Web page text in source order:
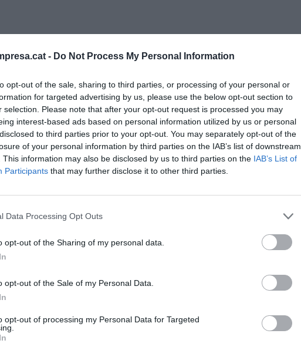
- Do Not Process My Personal Information
opt-out of the sale, sharing to third parties, or processing of your personal or
for targeted advertising by us, please use the below opt-out section to
selection. Please note that after your opt-out request is processed you may
interest-based ads based on personal information utilized by us or personal
to third parties prior to your opt-out. You may separately opt-out of the
of your personal information by third parties on the IAB’s list of downstream
This information may also be disclosed by us to third parties on the IAB’s List of
Participants that may further disclose it to other third parties.
Data Processing Opt Outs
opt-out of the Sharing of my personal data.
opt-out of the Sale of my Personal Data.
opt-out of processing my Personal Data for Targeted
–no utilitzar compreses-, ja que durant 40
aquest producte per la nostra rutina diària.
saben que són molts milions de dòlars i
no tenim opció a rebutjar. És un producte que
és a dir, podríem dir que la versió femenina
iguals als de l'home, els fabriquen en
ELLES" i els cobren un 20%, 30% i fins 50%
i això l'anomenem
intima tinguin un tracte d'IVA súper
llet, els ous, el pa, la fruita o els medicaments.
de marca, compromesa, transparent,
perquè una marca sigui creïble i
(la dona)- tenim un gran repte.
"nova regla", que ens retorni aquest 6%
no tracten les compreses com a productes